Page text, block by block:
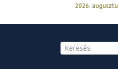
2026.